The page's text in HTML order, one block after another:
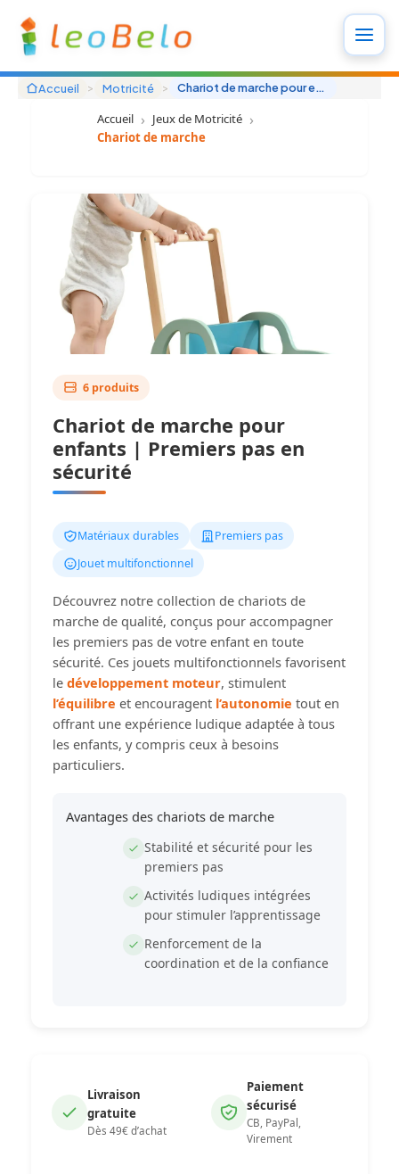
contenu
Accueil > Motricité > Chariot de marche pour enfants | Premiers pas en sécurité
Accueil
Jeux de Motricité
Chariot de marche
6 produits
Chariot de marche pour
enfants | Premiers pas en
sécurité
Matériaux durables
Premiers pas
Jouet multifonctionnel
Découvrez notre collection de chariots de
marche de qualité, conçus pour accompagner
les premiers pas de votre enfant en toute
sécurité. Ces jouets multifonctionnels favorisent
le développement moteur, stimulent
l’équilibre et encouragent l’autonomie tout en
offrant une expérience ludique adaptée à tous
les enfants, y compris ceux à besoins
particuliers.
Avantages des chariots de marche
Stabilité et sécurité pour les
premiers pas
Activités ludiques intégrées
pour stimuler l’apprentissage
Renforcement de la
coordination et de la confiance
Livraison
gratuite
Dès 49€ d’achat
Paiement
sécurisé
CB, PayPal,
Virement